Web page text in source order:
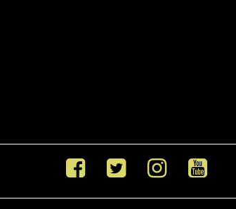
Facebook Twitter Instagram Youtube